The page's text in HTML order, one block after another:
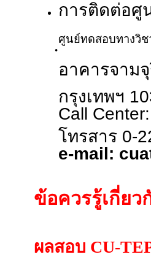
การติดต่อศู
ศูนย์ทดสอบทางวิ
อาคารจาม
กรุงเทพฯ
Call
โทรสาร 0-
e-mail:
ข้อควรรู้เกี่ยว
ผลสอบ CU-